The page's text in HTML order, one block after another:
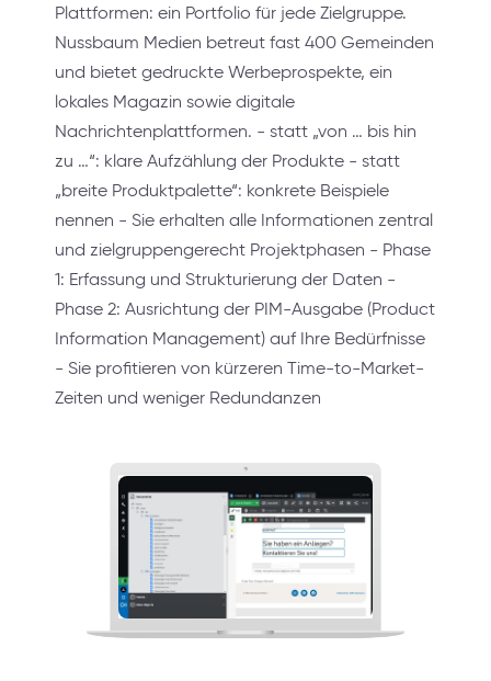
Plattformen: ein Portfolio für jede Zielgruppe.
Nussbaum Medien betreut fast 400 Gemeinden
und bietet gedruckte Werbeprospekte, ein
lokales Magazin sowie digitale
Nachrichtenplattformen. - statt „von … bis hin
zu …“: klare Aufzählung der Produkte - statt
„breite Produktpalette“: konkrete Beispiele
nennen - Sie erhalten alle Informationen zentral
und zielgruppengerecht Projektphasen - Phase
1: Erfassung und Strukturierung der Daten -
Phase 2: Ausrichtung der PIM-Ausgabe (Product
Information Management) auf Ihre Bedürfnisse
- Sie profitieren von kürzeren Time-to-Market-
Zeiten und weniger Redundanzen